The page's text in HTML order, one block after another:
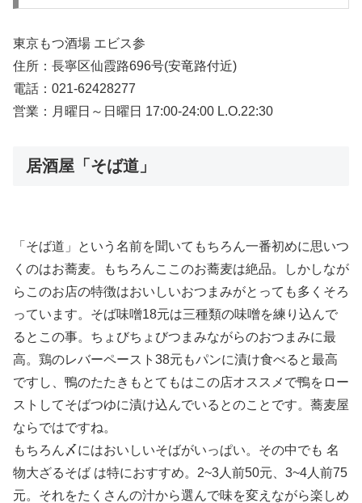
東京もつ酒場 エビス参
住所：長寧区仙霞路696号(安竜路付近)
電話：021-62428277
営業：月曜日～日曜日 17:00-24:00 L.O.22:30
居酒屋「そば道」
「そば道」という名前を聞いてもちろん一番初めに思いつ
くのはお蕎麦。もちろんここのお蕎麦は絶品。しかしなが
らこのお店の特徴はおいしいおつまみがとっても多くそろ
っています。そば味噌18元は三種類の味噌を練り込んで
るとこの事。ちょびちょびつまみながらのおつまみに最
高。鶏のレバーペースト38元もパンに漬け食べると最高
ですし、鴨のたたきもとてもはこの店オススメで鴨をロー
ストしてそばつゆに漬け込んでいるとのことです。蕎麦屋
ならではですね。
もちろん〆にはおいしいそばがいっぱい。その中でも 名
物大ざるそば は特におすすめ。2~3人前50元、3~4人前75
元。それをたくさんの汁から選んで味を変えながら楽しめ